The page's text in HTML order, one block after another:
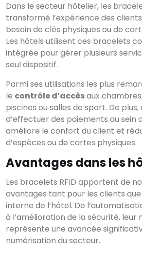
Dans le secteur hôtelier, les
transformé l’expérience des
besoin de clés physiques ou de
Les hôtels utilisent ces bracelets
intégrée pour gérer plusieurs
seul dispositif.
Parmi ses utilisations les plus
le contrôle d’accèsaux
piscines ou salles de sport. De
d’effectuer des paiements au sein
améliore le confort du client et
d’espèces ou de cartes physiques.
Avantages dans les
Les bracelets RFID apportent de
avantages tant pour les clients
interne de l’hôtel. De
à l’amélioration de la sécurité, leur
représente une avancée
numérisation du secteur.